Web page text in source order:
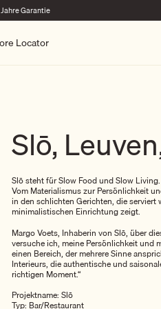
Garantie
Locator
Slō,
Slō steht für Slow Food und Slow
Vom Materialismus zur Persönlichkeit
in den schlichten Gerichten, die serviert
minimalistischen Einrichtung zeigt.
Margo Voets, Inhaberin von Slō, über
versuche ich, meine Persönlichkeit und
einen Bereich, der mehrere Sinne
Interieurs, die authentische und
richtigen Moment.“
Projektname: Slō
Typ: Bar/Restaurant